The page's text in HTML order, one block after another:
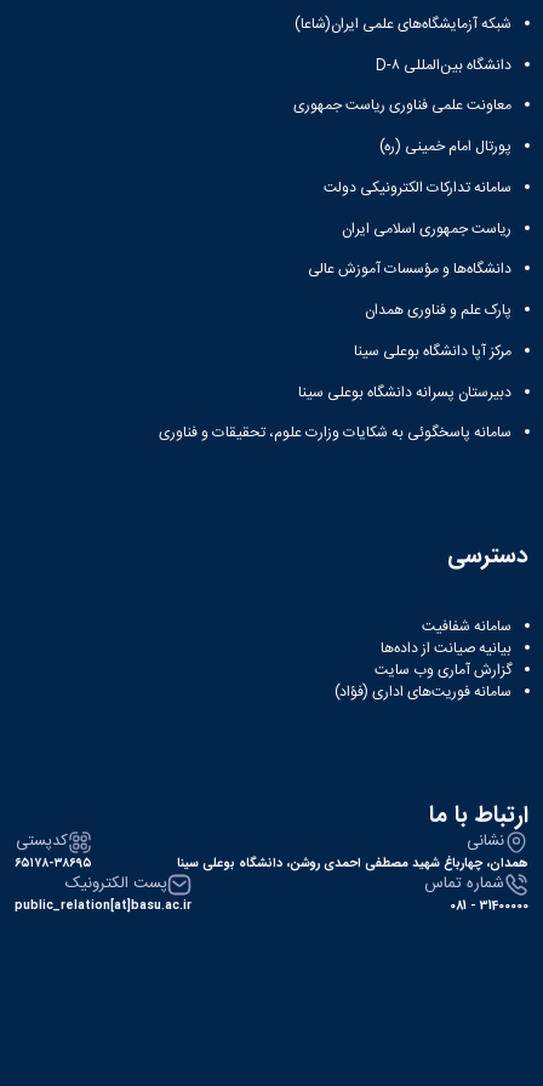
تکمیلی
فرم
و
آئین
ها
سمینارها
پایان
ها
آزمایشگاه
نشریات
شبکه آزمایشگاه‌های علمی ایران(شاعا)
دانشگاه بین‌المللی D-۸
معاونت علمی فناوری ریاست جمهوری
پورتال امام خمینی (ره)
سامانه تدارکات الکترونیکی دولت
ریاست جمهوری اسلامی ایران
دانشگاه‌ها و مؤسسات آموزش عالی
پارک علم و فناوری همدان
مرکز آپا دانشگاه بوعلی سینا
دبیرستان پسرانه دانشگاه بوعلی سینا
سامانه پاسخگوئی به شکایات وزارت علوم، تحقیقات و فناوری
دسترسی
سامانه شفافیت
بیانیه صیانت از داده‌ها
گزارش آماری وب‌ سایت
سامانه فوریت‌های اداری (فؤاد)
ارتباط با ما
نشانی
همدان، چهارباغ شهید مصطفی احمدی روشن، دانشگاه بوعلی سینا
کدپستی
۶۵۱۷۸-۳۸۶۹۵
شماره تماس
31400000 - 081
پست الکترونیک
public_relation[at]basu.ac.ir